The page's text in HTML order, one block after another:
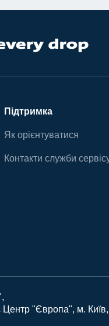
Підтримка
Як орієнтуватися
Контакти служби
"Європа", м. Київ,